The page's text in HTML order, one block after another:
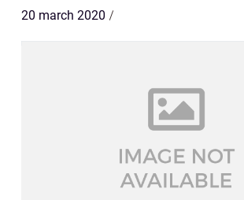
20 march 2020